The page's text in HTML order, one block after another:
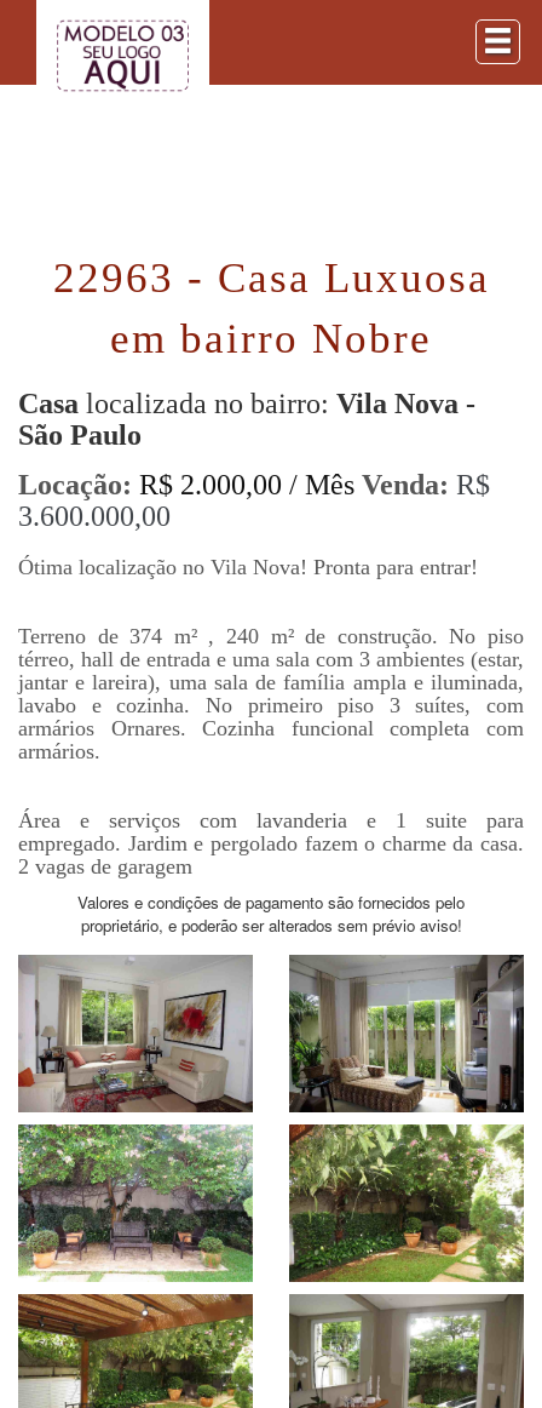
22963 - Casa Luxuosa
em bairro Nobre
Casa localizada no bairro: Vila Nova -
São Paulo
Locação: R$ 2.000,00 / Mês Venda: R$
3.600.000,00
Ótima localização no Vila Nova! Pronta para entrar!
Terreno de 374 m² , 240 m² de construção. No piso
térreo, hall de entrada e uma sala com 3 ambientes (estar,
jantar e lareira), uma sala de família ampla e iluminada,
lavabo e cozinha. No primeiro piso 3 suítes, com
armários Ornares. Cozinha funcional completa com
armários.
Área e serviços com lavanderia e 1 suite para
empregado. Jardim e pergolado fazem o charme da casa.
2 vagas de garagem
Valores e condições de pagamento são fornecidos pelo
proprietário, e poderão ser alterados sem prévio aviso!